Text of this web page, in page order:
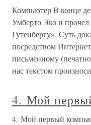
Компьютер В конце
Умберто Эко и
Гутенбергу». Суть
посредством
письменному
нас текстом
4. Мой
4. Мой первый